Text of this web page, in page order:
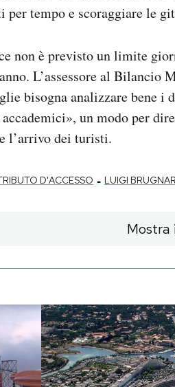
per tempo e scoraggiare le
non è previsto un limite
L’assessore al Bilancio
bisogna analizzare bene i
un modo per
l’arrivo dei turisti.
D'ACCESSO - LUIGI
Mostra